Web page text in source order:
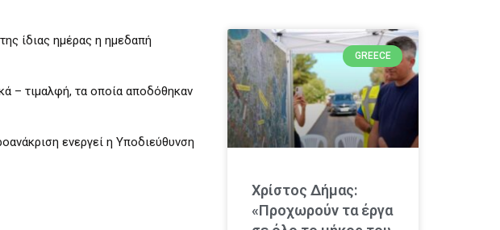
ίδιας ημέρας η ημεδαπή
– τιμαλφή, τα οποία αποδόθηκαν
ενεργεί η Υποδιεύθυνση
GREECE
Χρίστος Δήμας:
«Προχωρούν τα έργα